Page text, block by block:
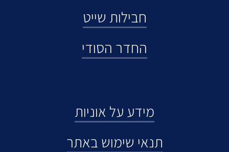
חבילות שייט
החדר הסודי
מידע על אוניות
תנאי שימוש באתר